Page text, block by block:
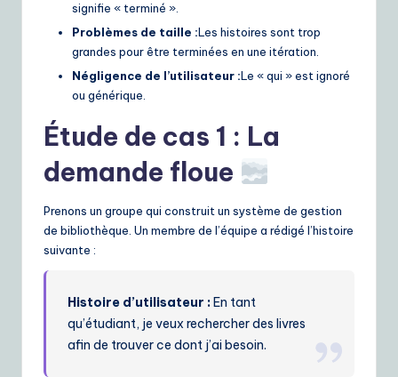
signifie « terminé ».
Problèmes de taille :Les histoires sont trop
grandes pour être terminées en une itération.
Négligence de l’utilisateur :Le « qui » est ignoré
ou générique.
Étude de cas 1 : La
demande floue
Prenons un groupe qui construit un système de gestion
de bibliothèque. Un membre de l’équipe a rédigé l’histoire
suivante :
Histoire d’utilisateur : En tant
qu’étudiant, je veux rechercher des livres
afin de trouver ce dont j’ai besoin.